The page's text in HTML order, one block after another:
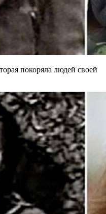
покоряла людей своей